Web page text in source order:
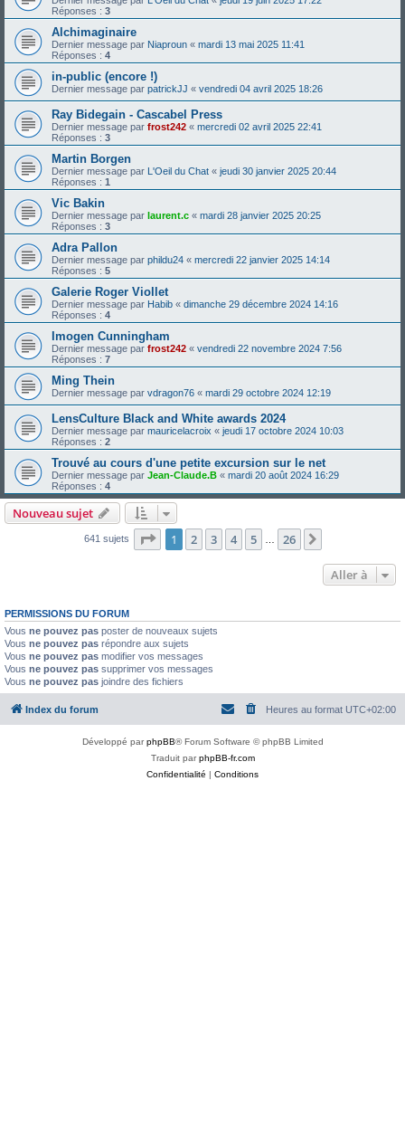
Réponses : 3
Alchimaginaire
Dernier message par Niaproun « mardi 13 mai 2025 11:41
Réponses : 4
in-public (encore !)
Dernier message par patrickJJ « vendredi 04 avril 2025 18:26
Ray Bidegain - Cascabel Press
Dernier message par frost242 « mercredi 02 avril 2025 22:41
Réponses : 3
Martin Borgen
Dernier message par L'Oeil du Chat « jeudi 30 janvier 2025 20:44
Réponses : 1
Vic Bakin
Dernier message par laurent.c « mardi 28 janvier 2025 20:25
Réponses : 3
Adra Pallon
Dernier message par phildu24 « mercredi 22 janvier 2025 14:14
Réponses : 5
Galerie Roger Viollet
Dernier message par Habib « dimanche 29 décembre 2024 14:16
Réponses : 4
Imogen Cunningham
Dernier message par frost242 « vendredi 22 novembre 2024 7:56
Réponses : 7
Ming Thein
Dernier message par vdragon76 « mardi 29 octobre 2024 12:19
LensCulture Black and White awards 2024
Dernier message par mauricelacroix « jeudi 17 octobre 2024 10:03
Réponses : 2
Trouvé au cours d'une petite excursion sur le net
Dernier message par Jean-Claude.B « mardi 20 août 2024 16:29
Réponses : 4
Nouveau sujet
641 sujets Page 1sur26
1 2 3 4 5 26
Aller à
PERMISSIONS DU FORUM
Vous ne pouvez pas poster de nouveaux sujets
Vous ne pouvez pas répondre aux sujets
Vous ne pouvez pas modifier vos messages
Vous ne pouvez pas supprimer vos messages
Vous ne pouvez pas joindre des fichiers
Index du forum Heures au format UTC+02:00
Développé parphpBB® Forum Software © phpBB Limited
Traduit parphpBB-fr.com
Confidentialité | Conditions